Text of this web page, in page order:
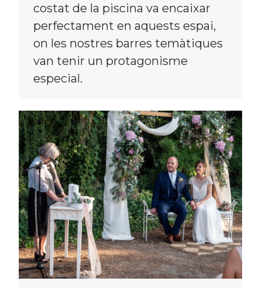
costat de la piscina va encaixar
perfectament en aquests espai,
on les nostres barres temàtiques
van tenir un protagonisme
especial.